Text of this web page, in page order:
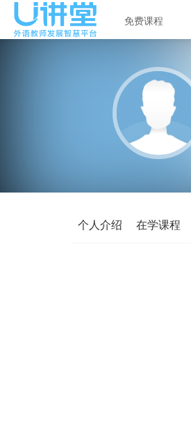
免费课程
个人介绍 在学课程